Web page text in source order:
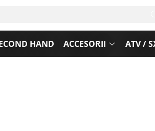
HAND ACCESORII ATV /